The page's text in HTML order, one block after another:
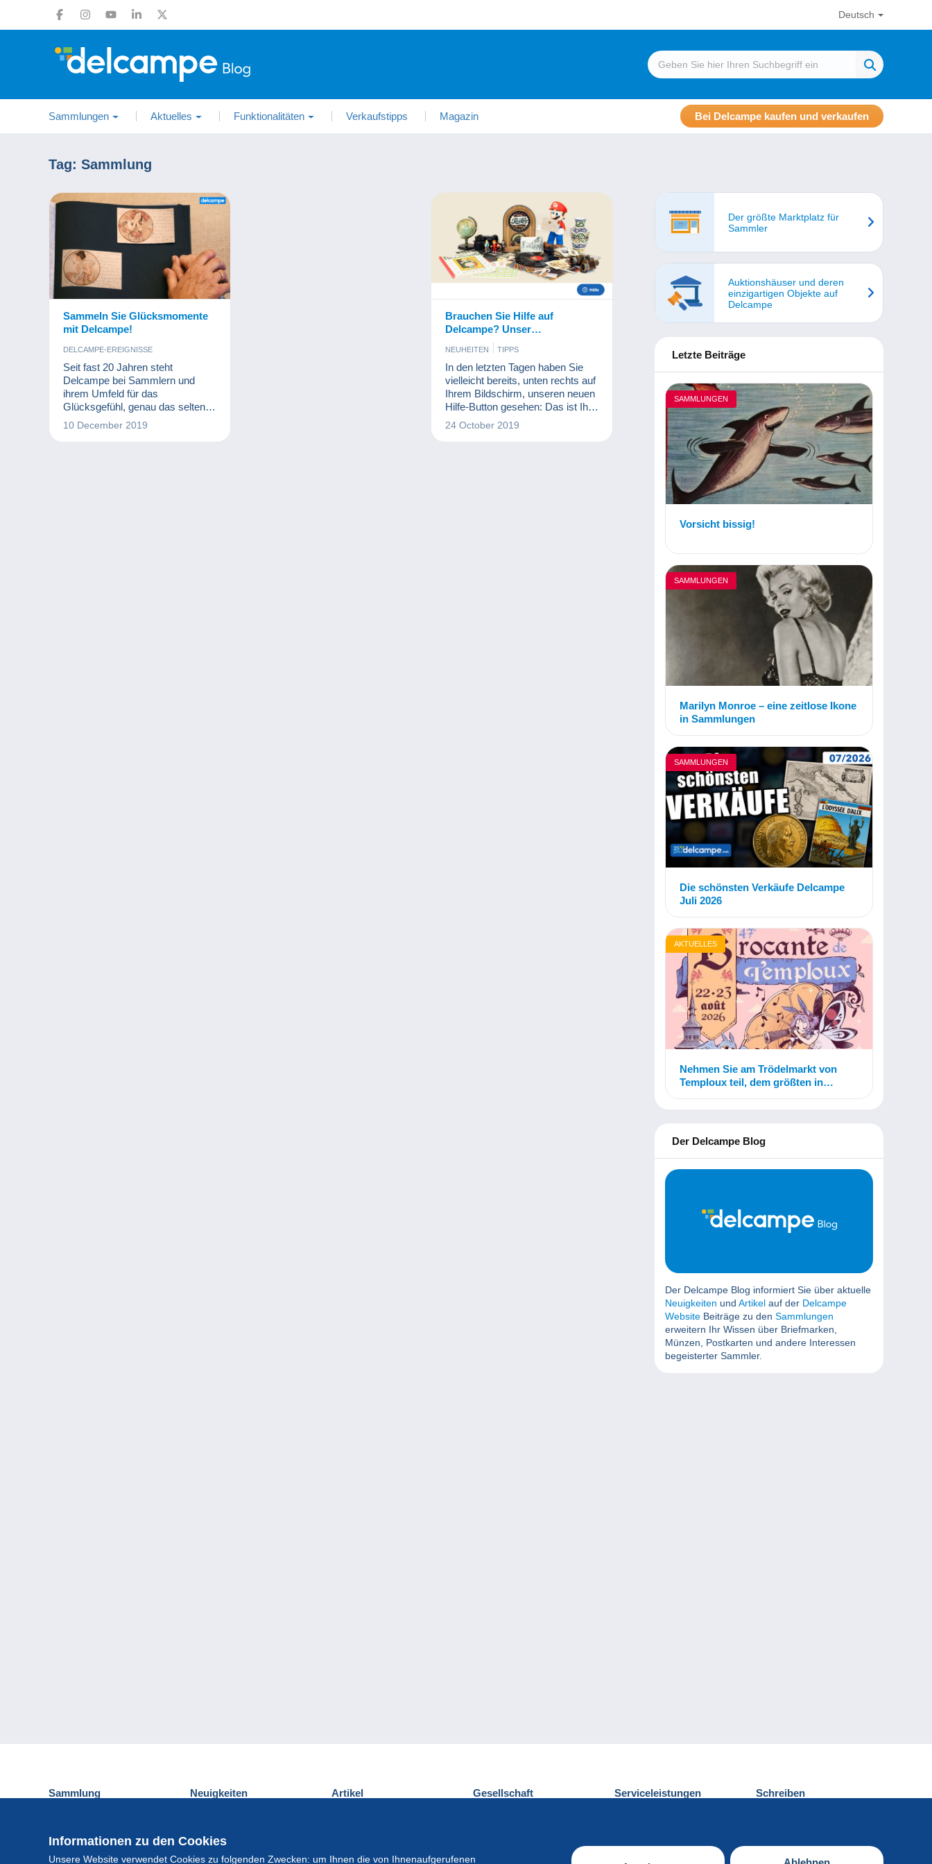
Deutsch
Sammlungen Aktuelles Funktionalitäten Verkaufstipps Magazin Bei Delcampe kaufen und verkaufen
Tag: Sammlung
Sammeln Sie Glücksmomente
mit Delcampe!
DELCAMPE-EREIGNISSE
Seit fast 20 Jahren steht
Delcampe bei Sammlern und
ihrem Umfeld für das
Glücksgefühl, genau das seltene
Sammlerstück zu finden, das ihr
10 December 2019
Brauchen Sie Hilfe auf
Delcampe? Unser
Kundenservice ist mit einem
Klick erreichbar!
NEUHEITEN TIPPS
In den letzten Tagen haben Sie
vielleicht bereits, unten rechts auf
Ihrem Bildschirm, unseren neuen
Hilfe-Button gesehen: Das ist Ihr
neuer Online-Assistent!
24 October 2019
Der größte Marktplatz für
Sammler
Auktionshäuser und deren
einzigartigen Objekte auf
Delcampe
Letzte Beiträge
SAMMLUNGEN
Vorsicht bissig!
SAMMLUNGEN
Marilyn Monroe – eine zeitlose Ikone
in Sammlungen
SAMMLUNGEN
Die schönsten Verkäufe Delcampe
Juli 2026
AKTUELLES
Nehmen Sie am Trödelmarkt von
Temploux teil, dem größten in
Der Delcampe Blog
Der Delcampe Blog informiert Sie über aktuelle
Neuigkeiten und Artikel auf der Delcampe
Website Beiträge zu den Sammlungen
erweitern Ihr Wissen über Briefmarken,
Münzen, Postkarten und andere Interessen
begeisterter Sammler.
Informationen zu den Cookies
Unsere Website verwendet Cookies zu folgenden Zwecken: um Ihnen die von Ihnenaufgerufenen
Sammlung
Münzen und Banknoten
Neuigkeiten Artikel Gesellschaft Serviceleistungen Schreiben